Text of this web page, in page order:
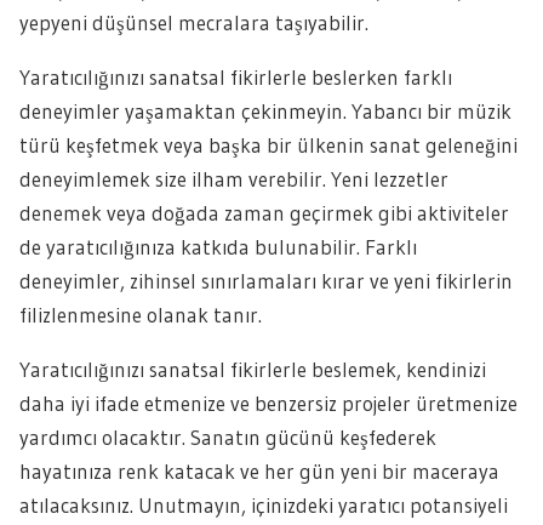
yepyeni düşünsel mecralara taşıyabilir.
Yaratıcılığınızı sanatsal fikirlerle beslerken farklı
deneyimler yaşamaktan çekinmeyin. Yabancı bir müzik
türü keşfetmek veya başka bir ülkenin sanat geleneğini
deneyimlemek size ilham verebilir. Yeni lezzetler
denemek veya doğada zaman geçirmek gibi aktiviteler
de yaratıcılığınıza katkıda bulunabilir. Farklı
deneyimler, zihinsel sınırlamaları kırar ve yeni fikirlerin
filizlenmesine olanak tanır.
Yaratıcılığınızı sanatsal fikirlerle beslemek, kendinizi
daha iyi ifade etmenize ve benzersiz projeler üretmenize
yardımcı olacaktır. Sanatın gücünü keşfederek
hayatınıza renk katacak ve her gün yeni bir maceraya
atılacaksınız. Unutmayın, içinizdeki yaratıcı potansiyeli